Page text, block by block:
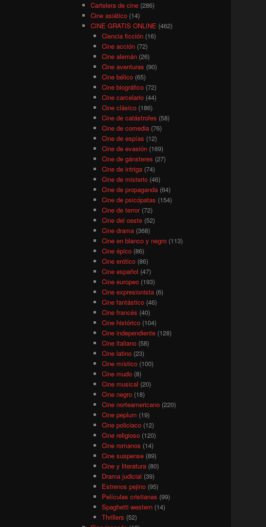
Cartelera de cine (286)
Cine asiático (14)
CINE GRATIS ONLINE (462)
Ciencia ficción(16)
Cine acción(72)
Cine alemán(26)
Cine aventuras (90)
Cine bélico(65)
Cine biográfico(72)
Cine carcelario(44)
Cine clásico(186)
Cine de catástrofes (58)
Cine de comedia(76)
Cine de espías (12)
Cine de evasión(169)
Cine de gánsteres (27)
Cine de intriga(74)
Cine de misterio(46)
Cine de propaganda(64)
Cine de psicópatas (154)
Cine de terror(72)
Cine del oeste(52)
Cine drama(368)
Cine en blanco y negro(113)
Cine épico(86)
Cine erótico(86)
Cine español (47)
Cine europeo(193)
Cine expresionista(6)
Cine fantástico(46)
Cine francés (40)
Cine histórico(104)
Cine independiente(128)
Cine italiano(58)
Cine latino(23)
Cine místico(100)
Cine mudo(8)
Cine musical (20)
Cine negro(18)
Cine norteamericano(220)
Cine peplum (19)
Cine policiaco(12)
Cine religioso(120)
Cine romanos (14)
Cine suspense(89)
Cine y literatura(80)
Drama judicial (39)
Estrenos pejino(95)
Películas cristianas (99)
Spaghetti western(14)
Thrillers (52)